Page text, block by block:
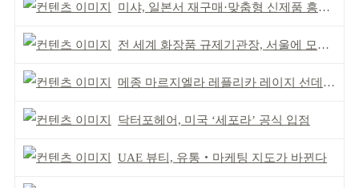
미샤, 일본서 재구매·맞춤형 신제품 흥행 ‘쌍끌이’
전 세계 화장품 규제기관장, 서울에 모인다
메종 마르지엘라 레플리카 레이지 선데이 모닝 디퓨저
닥터포헤어, 미국 ‘세포라’ 공식 입점
UAE 뷰티, 유통‧마케팅 지도가 바뀐다